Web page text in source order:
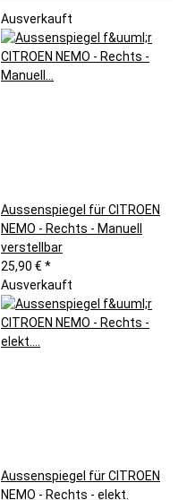
Ausverkauft
Aussenspiegel für CITROEN
NEMO - Rechts - Manuell
verstellbar
25,90 € *
Ausverkauft
Aussenspiegel für CITROEN
NEMO - Rechts - elekt.